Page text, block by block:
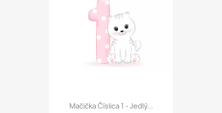
Mačička Číslica 1 - Jedlý...